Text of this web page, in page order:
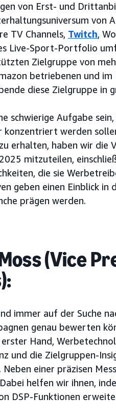
von Erst- und
von
TV Channels, Twitch,
Live-Sport-Portfolio
Zielgruppe von
betriebenen und
diese Zielgruppe in
schwierige Aufgabe
konzentriert werden
zu erhalten, haben wir die
mitzuteilen,
die sie
geben einen Einblick
prägen werden.
(Vice
immer auf der Suche
genau bewerten
erster Hand,
und die Zielgruppen-
Neben einer präzisen
helfen wir ihnen,
DSP-Funktionen